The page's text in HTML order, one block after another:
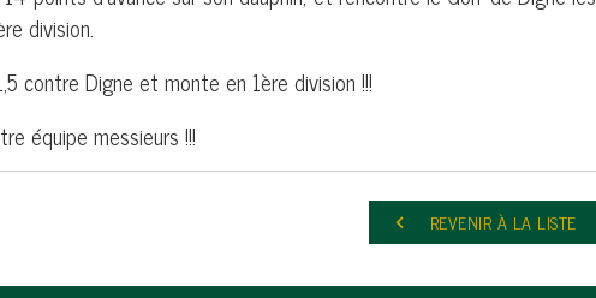
division.
contre Digne et monte en 1ère division !!!
équipe messieurs !!!
keyboard_arrow_left REVENIR À LA LISTE